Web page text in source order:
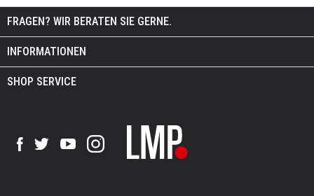
FRAGEN? WIR BERATEN SIE GERNE.
INFORMATIONEN
SHOP SERVICE